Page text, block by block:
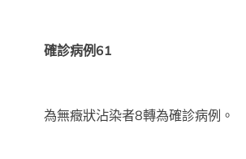
確診病例61
為無癥狀沾染者8轉為確診病例。